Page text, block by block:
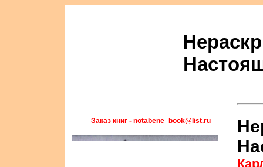
Заказ книг - notabene_book@list.ru